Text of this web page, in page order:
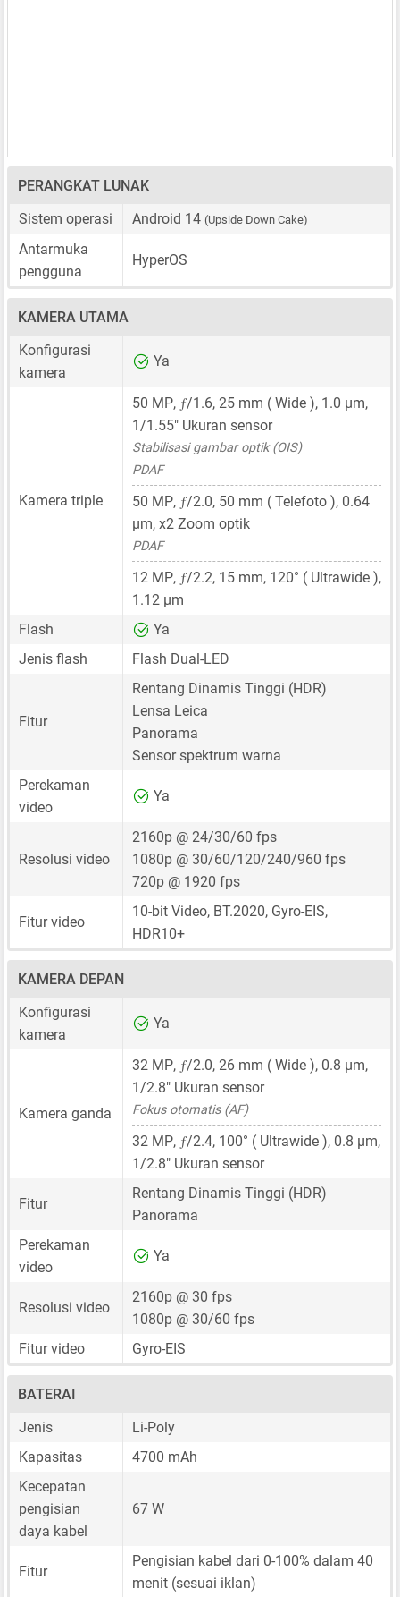
PERANGKAT LUNAK
Sistem operasi
Android 14 (Upside Down Cake)
Antarmuka
pengguna
HyperOS
KAMERA UTAMA
Konfigurasi
kamera
Ya
Kamera triple
50 MP, ƒ/1.6, 25 mm ( Wide ), 1.0 μm,
1/1.55" Ukuran sensor
Stabilisasi gambar optik (OIS)
PDAF
50 MP, ƒ/2.0, 50 mm ( Telefoto ), 0.64
μm, x2 Zoom optik
PDAF
12 MP, ƒ/2.2, 15 mm, 120° ( Ultrawide ),
1.12 μm
Flash
Ya
Jenis flash
Flash Dual-LED
Fitur
Rentang Dinamis Tinggi (HDR)
Lensa Leica
Panorama
Sensor spektrum warna
Perekaman
video
Ya
Resolusi video
2160p @ 24/30/60 fps
1080p @ 30/60/120/240/960 fps
720p @ 1920 fps
Fitur video
10-bit Video, BT.2020, Gyro-EIS,
HDR10+
KAMERA DEPAN
Konfigurasi
kamera
Ya
Kamera ganda
32 MP, ƒ/2.0, 26 mm ( Wide ), 0.8 μm,
1/2.8" Ukuran sensor
Fokus otomatis (AF)
32 MP, ƒ/2.4, 100° ( Ultrawide ), 0.8 μm,
1/2.8" Ukuran sensor
Fitur
Rentang Dinamis Tinggi (HDR)
Panorama
Perekaman
video
Ya
Resolusi video
2160p @ 30 fps
1080p @ 30/60 fps
Fitur video
Gyro-EIS
BATERAI
Jenis
Li-Poly
Kapasitas
4700 mAh
Kecepatan
pengisian
daya kabel
67 W
Fitur
Pengisian kabel dari 0-100% dalam 40
menit (sesuai iklan)